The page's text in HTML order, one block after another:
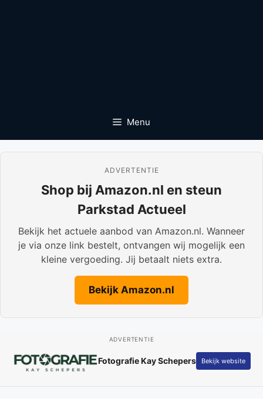
Menu
ADVERTENTIE
Shop bij Amazon.nl en steun
Parkstad Actueel
Bekijk het actuele aanbod van Amazon.nl. Wanneer
je via onze link bestelt, ontvangen wij mogelijk een
kleine vergoeding. Jij betaalt niets extra.
Bekijk Amazon.nl
ADVERTENTIE
Fotografie Kay Schepers Bekijk website